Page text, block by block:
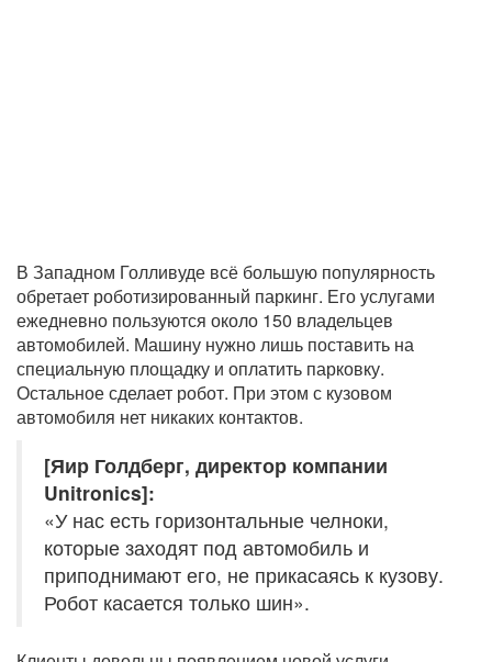
В Западном Голливуде всё большую популярность
обретает роботизированный паркинг. Его услугами
ежедневно пользуются около 150 владельцев
автомобилей. Машину нужно лишь поставить на
специальную площадку и оплатить парковку.
Остальное сделает робот. При этом с кузовом
автомобиля нет никаких контактов.
[Яир Голдберг, директор компании
Unitronics]:
«У нас есть горизонтальные челноки,
которые заходят под автомобиль и
приподнимают его, не прикасаясь к кузову.
Робот касается только шин».